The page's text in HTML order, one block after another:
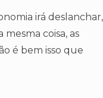
irá deslanchar,
coisa, as
é bem isso que